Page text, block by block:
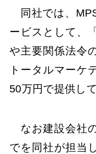
同社では、
ービスとして、
や主要関係法令
トータルマーケ
50万円で提供して
なお建設会社
でを同社が担当